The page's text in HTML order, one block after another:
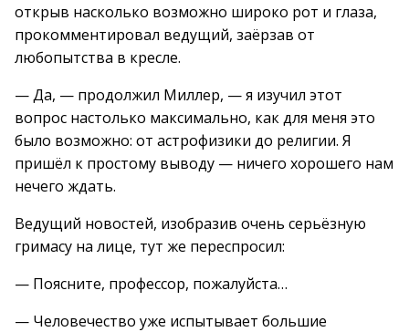
открыв насколько возможно широко рот и глаза,
прокомментировал ведущий, заёрзав от
любопытства в кресле.
— Да, — продолжил Миллер, — я изучил этот
вопрос настолько максимально, как для меня это
было возможно: от астрофизики до религии. Я
пришёл к простому выводу — ничего хорошего нам
нечего ждать.
Ведущий новостей, изобразив очень серьёзную
гримасу на лице, тут же переспросил:
— Поясните, профессор, пожалуйста…
— Человечество уже испытывает большие